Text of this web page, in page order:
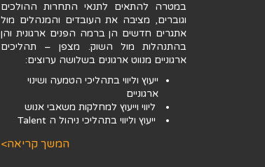
במטרה להתאים לתנאי התחרות ההולכים
וגוברים, מציבה את העובדים והמנהלים מול
אתגרים חדשים הן ברמה הפנים ארגונית והן
בהתנהלות מול השוק. מצפן – תהליכים
ארגוניים מנווט ארגונים בשלושה ערוצים:
ייעוץ וליווי בתהליכי הטמעה ושינוי
ארגוניים
ליווי וייעוץ למחלקות משאבי אנוש
ייעוץ וליווי בתהליכי ניהול ה Talent
המשך קריאה>